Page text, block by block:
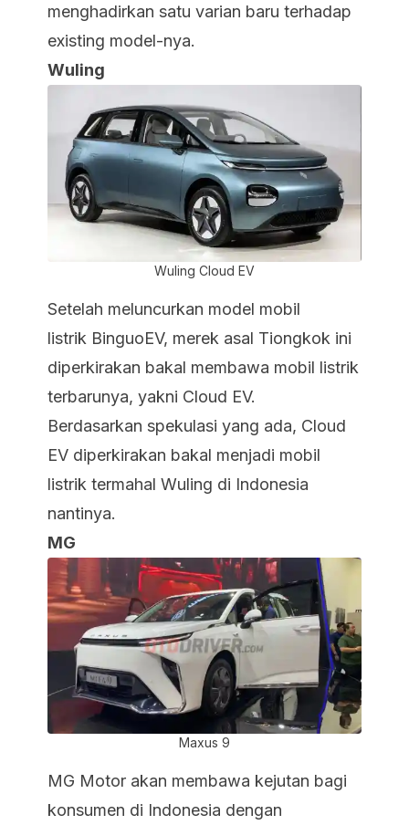
menghadirkan satu varian baru terhadap
existing model-nya.
Wuling
Wuling Cloud EV
Setelah meluncurkan model mobil
listrik BinguoEV, merek asal Tiongkok ini
diperkirakan bakal membawa mobil listrik
terbarunya, yakni Cloud EV.
Berdasarkan spekulasi yang ada, Cloud
EV diperkirakan bakal menjadi mobil
listrik termahal Wuling di Indonesia
nantinya.
MG
Maxus 9
MG Motor akan membawa kejutan bagi
konsumen di Indonesia dengan